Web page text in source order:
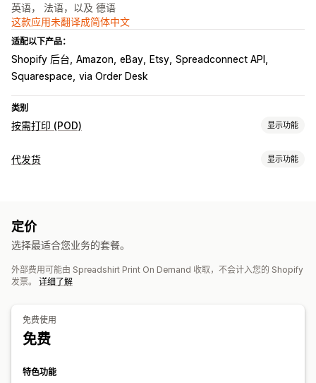
英语， 法语，以及 德语
这款应用未翻译成简体中文
适配以下产品：
Shopify 后台 Amazon eBay Etsy Spreadconnect API
Squarespace via Order Desk
类别
按需打印 (POD) 显示功能
产品自定义
包袋
运输选项
白标 全球发货 订单跟踪
代发货 显示功能
婴儿产品
德国 捷克 波兰 美国
定价
选择最适合您业务的套餐。
外部费用可能由 Spreadshirt Print On Demand 收取，不会计入您的 Shopify
发票。 详细了解
免费使用
免费
特色功能